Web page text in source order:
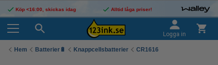
Köp <16:00, skickas idag Alltid låga priser!
Logga in
Hem Batterier🔋 Knappcellsbatterier CR1616